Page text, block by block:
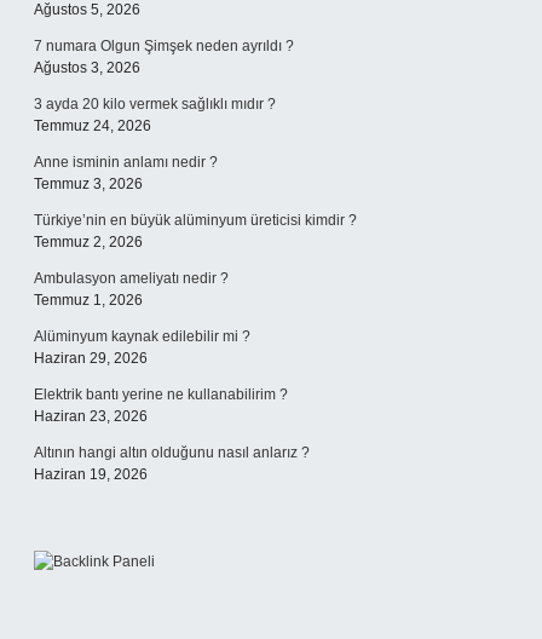
Ağustos 5, 2026
7 numara Olgun Şimşek neden ayrıldı ?
Ağustos 3, 2026
3 ayda 20 kilo vermek sağlıklı mıdır ?
Temmuz 24, 2026
Anne isminin anlamı nedir ?
Temmuz 3, 2026
Türkiye’nin en büyük alüminyum üreticisi kimdir ?
Temmuz 2, 2026
Ambulasyon ameliyatı nedir ?
Temmuz 1, 2026
Alüminyum kaynak edilebilir mi ?
Haziran 29, 2026
Elektrik bantı yerine ne kullanabilirim ?
Haziran 23, 2026
Altının hangi altın olduğunu nasıl anlarız ?
Haziran 19, 2026